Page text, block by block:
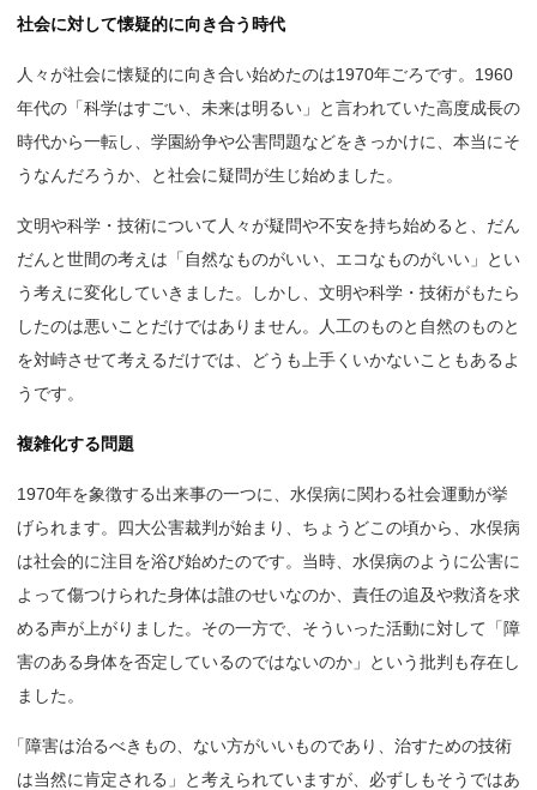
社会に対して懐疑的に向き合う時代
人々が社会に懐疑的に向き合い始めたのは1970年ごろです。1960
年代の「科学はすごい、未来は明るい」と言われていた高度成長の
時代から一転し、学園紛争や公害問題などをきっかけに、本当にそ
うなんだろうか、と社会に疑問が生じ始めました。
文明や科学・技術について人々が疑問や不安を持ち始めると、だん
だんと世間の考えは「自然なものがいい、エコなものがいい」とい
う考えに変化していきました。しかし、文明や科学・技術がもたら
したのは悪いことだけではありません。人工のものと自然のものと
を対峙させて考えるだけでは、どうも上手くいかないこともあるよ
うです。
複雑化する問題
1970年を象徴する出来事の一つに、水俣病に関わる社会運動が挙
げられます。四大公害裁判が始まり、ちょうどこの頃から、水俣病
は社会的に注目を浴び始めたのです。当時、水俣病のように公害に
よって傷つけられた身体は誰のせいなのか、責任の追及や救済を求
める声が上がりました。その一方で、そういった活動に対して「障
害のある身体を否定しているのではないのか」という批判も存在し
ました。
「障害は治るべきもの、ない方がいいものであり、治すための技術
は当然に肯定される」と考えられていますが、必ずしもそうではあ